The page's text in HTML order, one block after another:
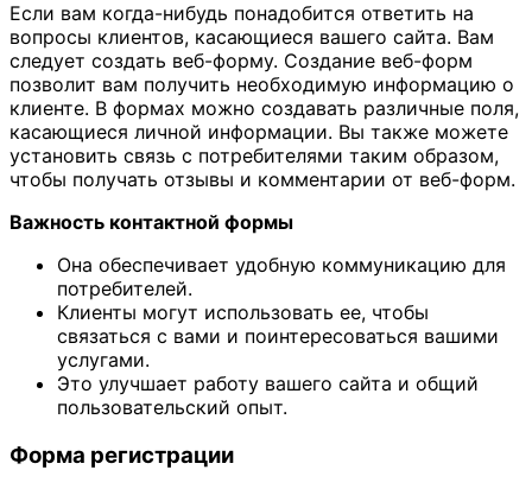
Если вам когда-нибудь понадобится ответить на
вопросы клиентов, касающиеся вашего сайта. Вам
следует создать веб-форму. Создание веб-форм
позволит вам получить необходимую информацию о
клиенте. В формах можно создавать различные поля,
касающиеся личной информации. Вы также можете
установить связь с потребителями таким образом,
чтобы получать отзывы и комментарии от веб-форм.
Важность контактной формы
Она обеспечивает удобную коммуникацию для
потребителей.
Клиенты могут использовать ее, чтобы
связаться с вами и поинтересоваться вашими
услугами.
Это улучшает работу вашего сайта и общий
пользовательский опыт.
Форма регистрации